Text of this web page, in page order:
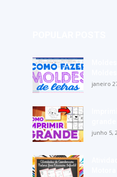
janeiro
junho 5,